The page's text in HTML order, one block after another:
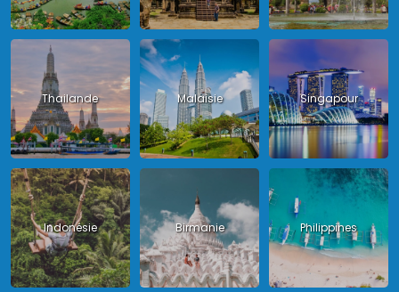
Thailande Malaisie Singapour
Indonésie Birmanie Philippines